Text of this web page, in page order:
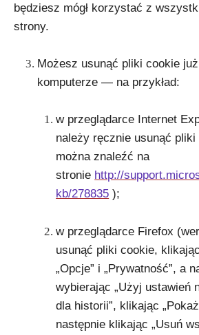
będziesz mógł korzystać z
strony.
Możesz usunąć pliki cookie
komputerze — na przykład:
w przeglądarce Internet
należy ręcznie usunąć
można znaleźć na
stronie http://
kb/278835 );
w przeglądarce Firefox
usunąć pliki cookie,
„Opcje” i „Prywatność”, a
wybierając „Użyj ustawień
dla historii”, klikając
następnie klikając „Usuń